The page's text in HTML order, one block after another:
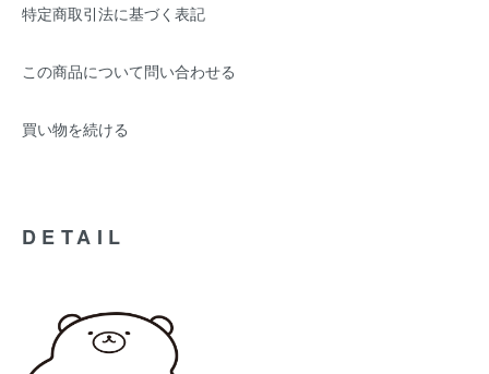
特定商取引法に基づく表記
この商品について問い合わせる
買い物を続ける
DETAIL